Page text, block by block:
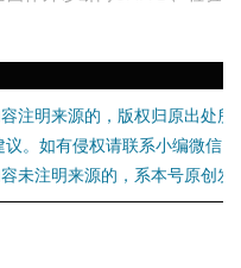
注明来源的，版权归原出处
。如有侵权请联系小编微信
未注明来源的，系本号原创